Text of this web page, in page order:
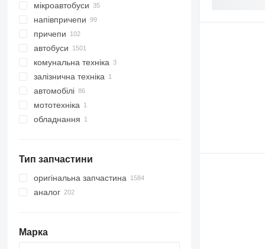
мікроавтобуси
напівпричепи
причепи
автобуси
комунальна техніка
дорожньо-прибиральна техніка
прибиральні машини
комунальні машини
сміттєвози
інша комунальна техніка
залізнична техніка
автомобілі
мототехніка
обладнання
крани-маніпулятори
Тип запчастини
оригінальна запчастина
аналог
Марка